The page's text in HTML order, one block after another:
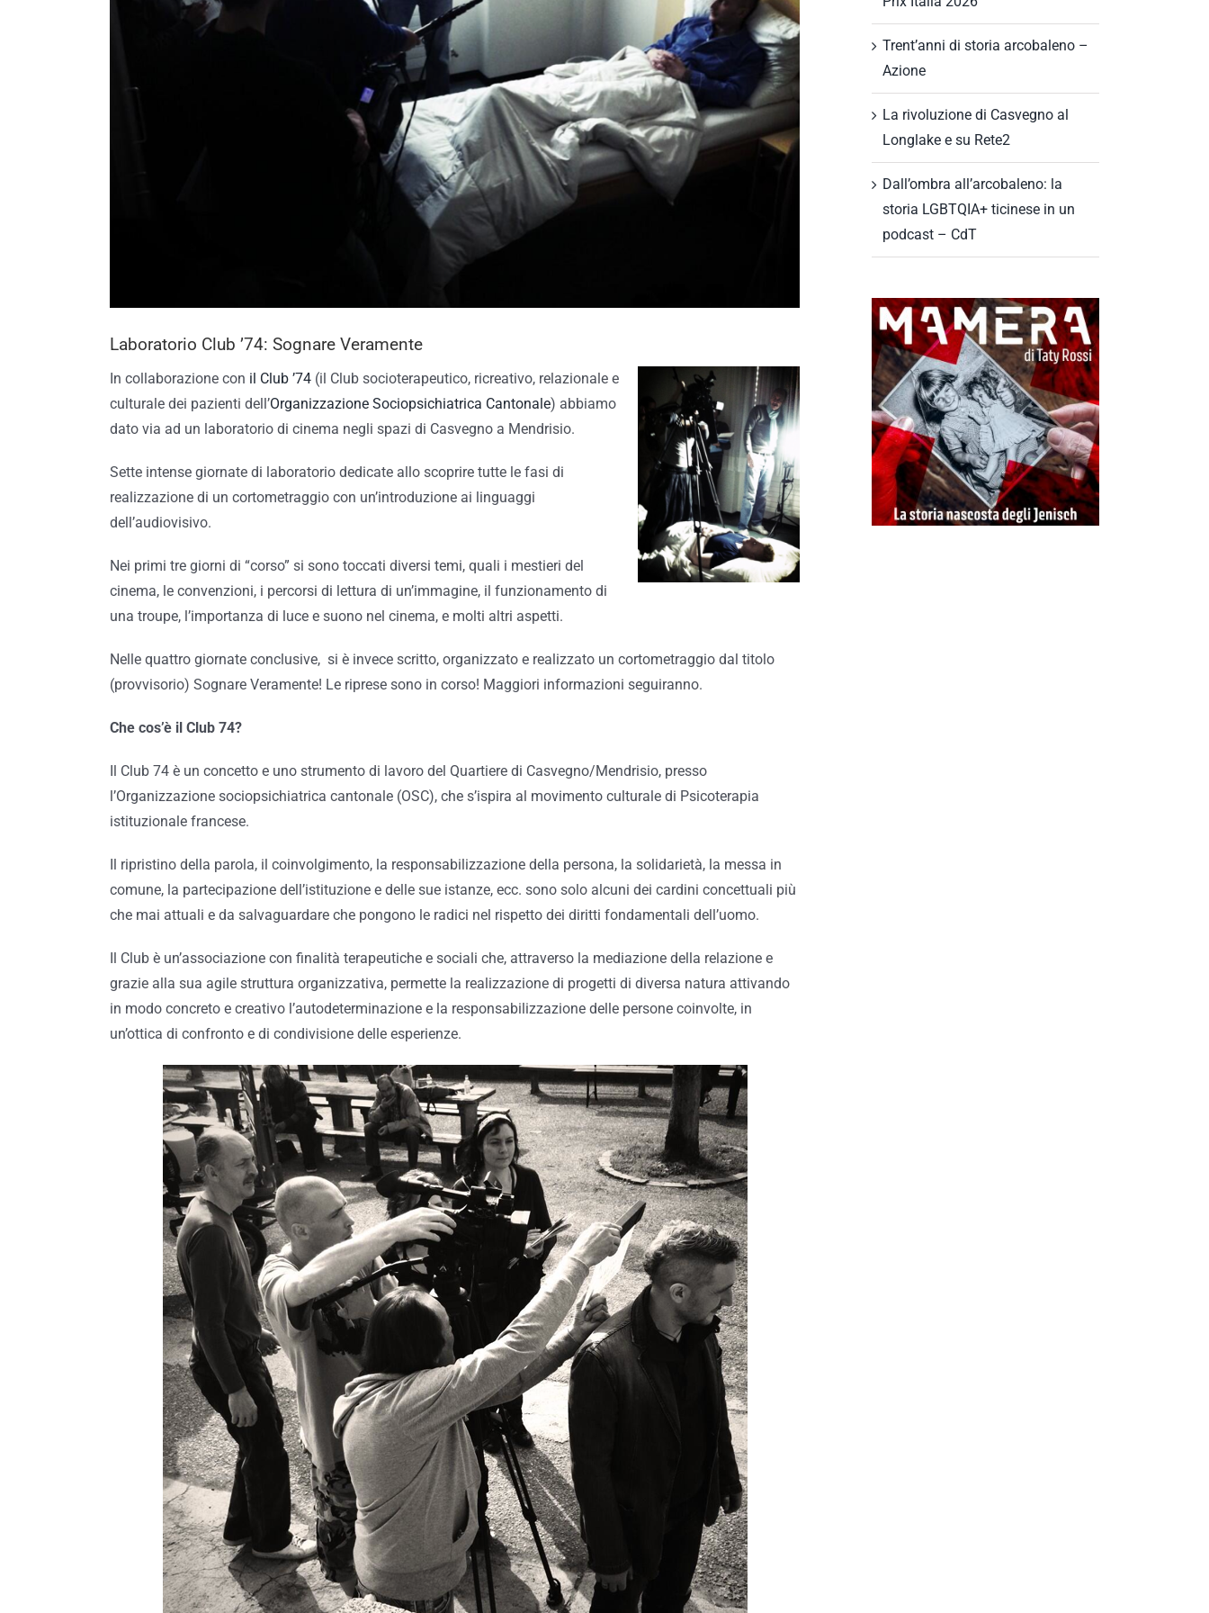
Laboratorio Club ’74: Sognare Veramente
In collaborazione con il Club ’74 (il Club socioterapeutico, ricreativo, relazionale e
culturale dei pazienti dell’Organizzazione Sociopsichiatrica Cantonale) abbiamo
dato via ad un laboratorio di cinema negli spazi di Casvegno a Mendrisio.
Sette intense giornate di laboratorio dedicate allo scoprire tutte le fasi di
realizzazione di un cortometraggio con un’introduzione ai linguaggi
dell’audiovisivo.
Nei primi tre giorni di “corso” si sono toccati diversi temi, quali i mestieri del
cinema, le convenzioni, i percorsi di lettura di un’immagine, il funzionamento di
una troupe, l’importanza di luce e suono nel cinema, e molti altri aspetti.
Nelle quattro giornate conclusive, si è invece scritto, organizzato e realizzato un cortometraggio dal titolo
(provvisorio) Sognare Veramente! Le riprese sono in corso! Maggiori informazioni seguiranno.
Che cos’è il Club 74?
Il Club 74 è un concetto e uno strumento di lavoro del Quartiere di Casvegno/Mendrisio, presso
l’Organizzazione sociopsichiatrica cantonale (OSC), che s’ispira al movimento culturale di Psicoterapia
istituzionale francese.
Il ripristino della parola, il coinvolgimento, la responsabilizzazione della persona, la solidarietà, la messa in
comune, la partecipazione dell’istituzione e delle sue istanze, ecc. sono solo alcuni dei cardini concettuali più
che mai attuali e da salvaguardare che pongono le radici nel rispetto dei diritti fondamentali dell’uomo.
Il Club è un’associazione con finalità terapeutiche e sociali che, attraverso la mediazione della relazione e
grazie alla sua agile struttura organizzativa, permette la realizzazione di progetti di diversa natura attivando
in modo concreto e creativo l’autodeterminazione e la responsabilizzazione delle persone coinvolte, in
un’ottica di confronto e di condivisione delle esperienze.
Trent’anni di storia arcobaleno –
Azione
La rivoluzione di Casvegno al
Longlake e su Rete2
Dall’ombra all’arcobaleno: la
storia LGBTQIA+ ticinese in un
podcast – CdT